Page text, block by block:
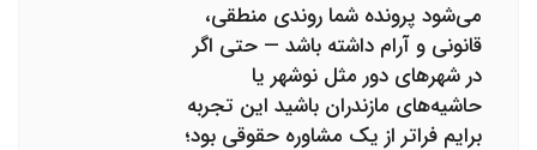
می‌شود پرونده شما روندی منطقی،
قانونی و آرام داشته باشد — حتی اگر
در شهرهای دور مثل نوشهر یا
حاشیه‌های مازندران باشید این تجربه
برایم فراتر از یک مشاوره حقوقی بود؛